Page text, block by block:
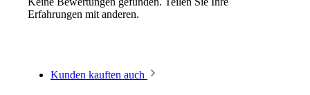
Erfahrungen mit anderen.
Kunden kauften auch